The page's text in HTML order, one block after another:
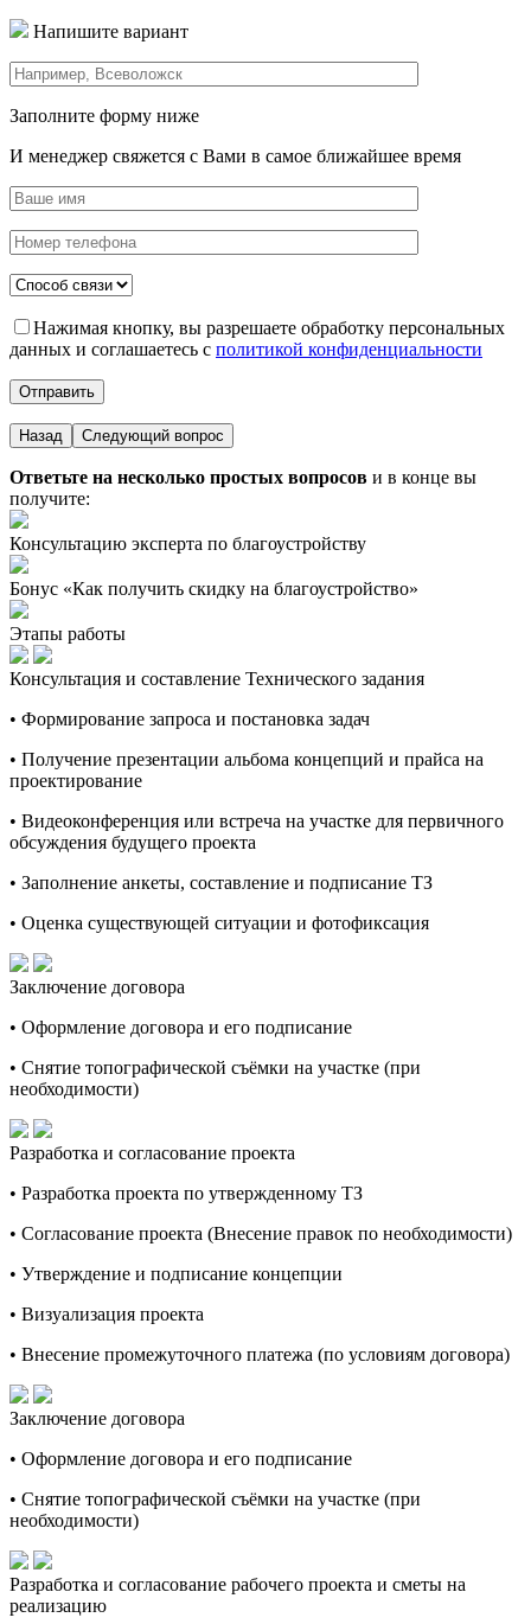
Напишите вариант
Заполните форму ниже
И менеджер свяжется с Вами в самое ближайшее время
Нажимая кнопку, вы разрешаете обработку персональных
данных и соглашаетесь с политикой конфиденциальности
Назад Следующий вопрос
Ответьте на несколько простых вопросов и в конце вы
получите:
Консультацию эксперта по благоустройству
Бонус «Как получить скидку на благоустройство»
Этапы работы
Консультация и составление Технического задания
• Формирование запроса и постановка задач
• Получение презентации альбома концепций и прайса на
проектирование
• Видеоконференция или встреча на участке для первичного
обсуждения будущего проекта
• Заполнение анкеты, составление и подписание ТЗ
• Оценка существующей ситуации и фотофиксация
Заключение договора
• Оформление договора и его подписание
• Снятие топографической съёмки на участке (при
необходимости)
Разработка и согласование проекта
• Разработка проекта по утвержденному ТЗ
• Согласование проекта (Внесение правок по необходимости)
• Утверждение и подписание концепции
• Визуализация проекта
• Внесение промежуточного платежа (по условиям договора)
Заключение договора
• Оформление договора и его подписание
• Снятие топографической съёмки на участке (при
необходимости)
Разработка и согласование рабочего проекта и сметы на
реализацию